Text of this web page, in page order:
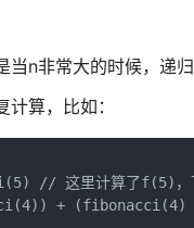
当n非常大的时候，递
算，比如：
// 这里计算了f(5)，下
+ (fibonacci(4)